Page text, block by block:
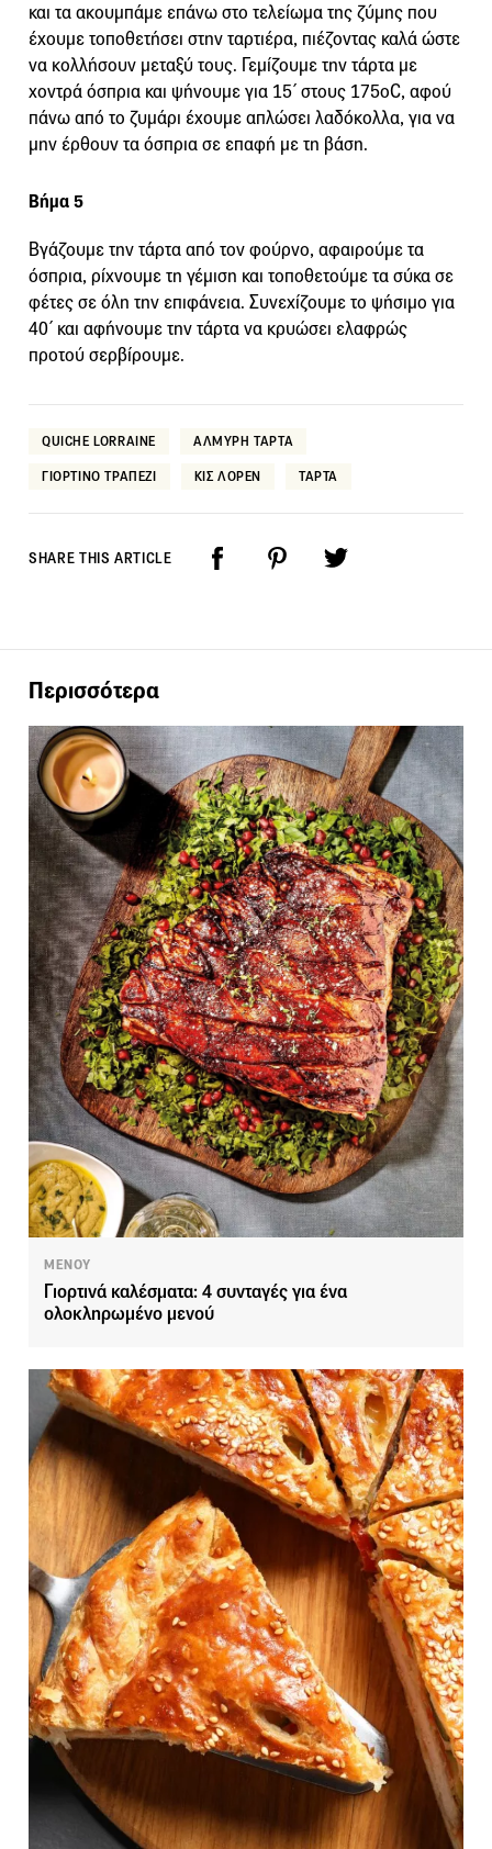
και τα ακουμπάμε επάνω στο τελείωμα της ζύμης που
έχουμε τοποθετήσει στην ταρτιέρα, πιέζοντας καλά ώστε
να κολλήσουν μεταξύ τους. Γεμίζουμε την τάρτα με
χοντρά όσπρια και ψήνουμε για 15΄ στους 175οC, αφού
πάνω από το ζυμάρι έχουμε απλώσει λαδόκολλα, για να
μην έρθουν τα όσπρια σε επαφή με τη βάση.
Βήμα 5
Βγάζουμε την τάρτα από τον φούρνο, αφαιρούμε τα
όσπρια, ρίχνουμε τη γέμιση και τοποθετούμε τα σύκα σε
φέτες σε όλη την επιφάνεια. Συνεχίζουμε το ψήσιμο για
40΄ και αφήνουμε την τάρτα να κρυώσει ελαφρώς
προτού σερβίρουμε.
QUICHE LORRAINE ΑΛΜΥΡΗ ΤΑΡΤΑ
ΓΙΟΡΤΙΝΟ ΤΡΑΠΕΖΙ ΚΙΣ ΛΟΡΕΝ ΤΑΡΤΑ
SHARE THIS ARTICLE
Περισσότερα
ΜΕΝΟΥ
Γιορτινά καλέσματα: 4 συνταγές για ένα
ολοκληρωμένο μενού